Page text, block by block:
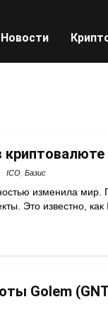
Новости
ICO Базис
изменила мир.
Это известно, как
Golem